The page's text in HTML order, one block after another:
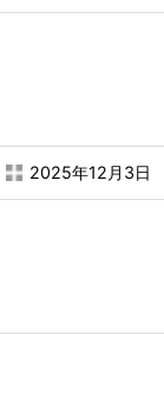
2025年12月3日